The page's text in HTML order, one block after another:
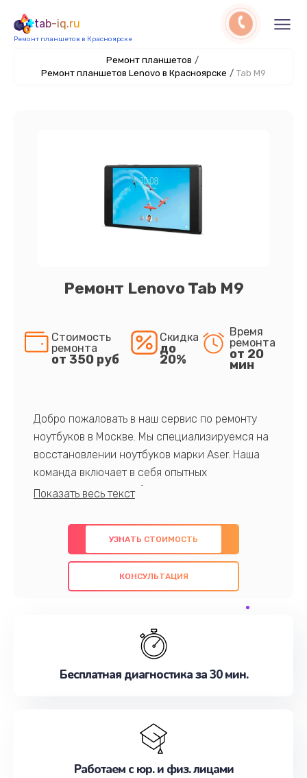
tab-iq.ru
Ремонт планшетов в Красноярске
Ремонт планшетов /
Ремонт планшетов Lenovo в Красноярске / Tab M9
Ремонт Lenovo Tab M9
Стоимость
ремонта
от 350 руб
Скидка
до
20%
Время
ремонта
от 20
мин
Добро пожаловать в наш сервис по ремонту
ноутбуков в Москве. Мы специализируемся на
восстановлении ноутбуков марки Aser. Наша
команда включает в себя опытных
профессионалов с обширными знаниями и
предлагаем быстрый и качественный ремонт с
использованием оригинальных компонентов, а
также гарантируем качество всех
проведенных работ. Наша цель - предоставить
наилучшим образом. Не медлите записаться на
УЗНАТЬ СТОИМОСТЬ
КОНСУЛЬТАЦИЯ
Бесплатная диагностика за 30 мин.
Работаем с юр. и физ. лицами